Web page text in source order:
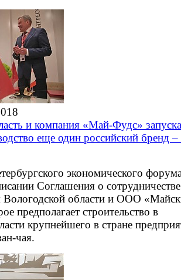
и компания «Май-Фудс»
еще один российский бренд
экономического
Соглашения о
Вологодской области и ООО
предполагает строительство в
крупнейшего в стране
чая.